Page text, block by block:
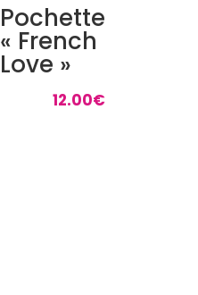
Pochette
« French
Love »
12.00€